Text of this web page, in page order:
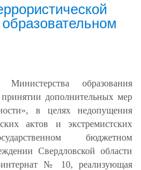
образования
дополнительных мер
в целях недопущения
актов и экстремистских
бюджетном
Свердловской области
интернат № 10, реализующая